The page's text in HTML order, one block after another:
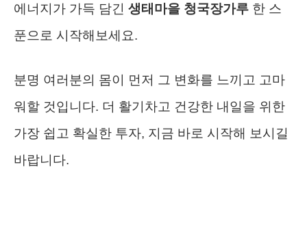
에너지가 가득 담긴 생태마을 청국장가루 한 스
푼으로 시작해보세요.
분명 여러분의 몸이 먼저 그 변화를 느끼고 고마
워할 것입니다. 더 활기차고 건강한 내일을 위한
가장 쉽고 확실한 투자, 지금 바로 시작해 보시길
바랍니다.